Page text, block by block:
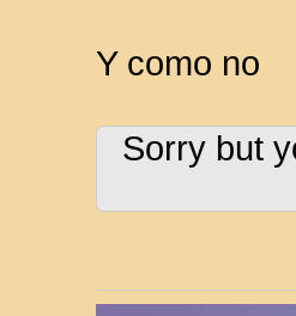
Y como no
Sorry but